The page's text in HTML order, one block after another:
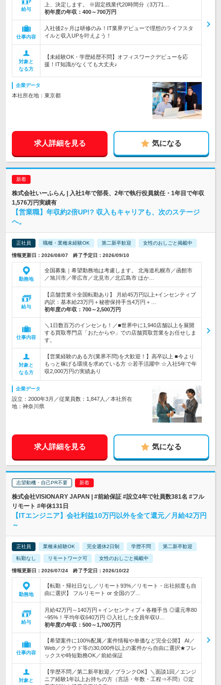
給与
上、決定します。 ※固定残業代20時間分（3万71…
初年度の年収： 400～700万円
仕事内容
入社後2ヶ月は研修のみ！IT業界デビューで理想のライフスタ
イルと収入UPを叶えよう！
対象と
なる方
【未経験OK・学歴経歴不問】オフィスワークデビューを応
援！IT知識がなくても大丈夫♪
企業データ
本社所在地：東京都
求人詳細を見る 気になる
株式会社いーふらん | 入社1年で部長、2年で執行役員就任・1年目で年収
1,576万円実績有
【営業職】年収約2倍UP!? 収入もキャリアも、次のステージ
へ。
正社員 職種・業種未経験OK 第二新卒歓迎 女性のおしごと掲載中
情報更新日：2026/08/07 終了予定日：2026/09/10
勤務地
全国募集｜希望勤務地は考慮します。 北海道札幌市／函館市
／旭川市／帯広市／北見市／北広島市 ほか…
給与
【店舗営業※全国転勤あり】 月給45万円以上+インセンティブ
内訳：基本給23万円＋秘密保持手当4万円＋…
初年度の年収： 700～2,500万円
仕事内容
＼1日数百万のインセンも！／■世界中に1,940店舗以上を展開
する買取専門店「おたからや」での店舗買取営業をお任せしま
す。
対象と
なる方
【営業経験のある方(業界不問)を大歓迎！】高卒以上 ■今より
もっと稼げる環境を求めている方 ☆若手活躍中 ☆入社5年で年
収2,000万円の実績あり
企業データ
設立：2000年3月／従業員数：1,847人／本社所在
地：神奈川県
求人詳細を見る 気になる
志望動機・自己PR不要
株式会社VISIONARY JAPAN | #前給保証 #設立4年で社員数381名 #フル
リモート #年休131日
【ITエンジニア】会社利益10万円以外を全て還元／月給42万円
～
正社員 業種未経験OK 完全週休2日制 学歴不問 第二新卒歓迎
転勤なし リモートワーク可 女性のおしごと掲載中
情報更新日：2026/07/24 終了予定日：2026/10/22
勤務地
【転勤・帰社日なし／リモート93%／リモート・出社頻度も自
由に選択】 フルリモート or 全国のプ…
給与
月給42万円～140万円＋インセンティブ＋各種手当 ◎還元率80
~95%！平均年収640万円 ◎入社した全員年収U…
初年度の年収： 500～1,700万円
仕事内容
【希望案件に100%配属／案件情報や単価など完全公開】 AI／
Web／クラウド等の30,000件以上の案件から自由に選択★フレ
ックスや時短勤務OK／前給保証
対象と
【学歴不問／第二新卒歓迎／ブランクOK】＼面談1回／エンジ
ニア経験1年以上お持ちの方（言語・年数・工程⇒不問）◎定